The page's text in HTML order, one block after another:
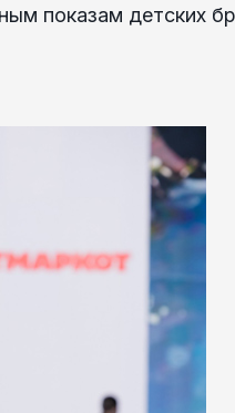
показам